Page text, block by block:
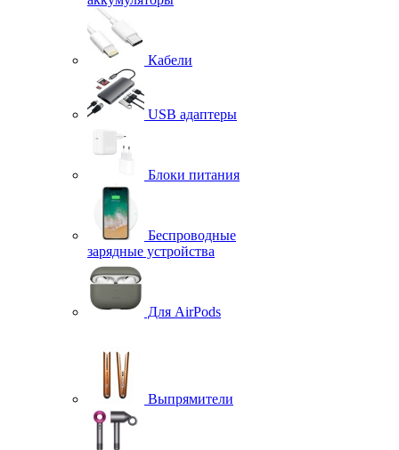
Кабели
USB адаптеры
Блоки питания
Беспроводные
зарядные устройства
Для AirPods
Выпрямители